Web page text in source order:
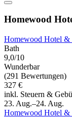
Homewood
Homewood Hotel &
Bath
9,0/10
Wunderbar
(291 Bewertungen)
327 €
inkl. Steuern &
23. Aug.–24. Aug.
Homewood Hotel &